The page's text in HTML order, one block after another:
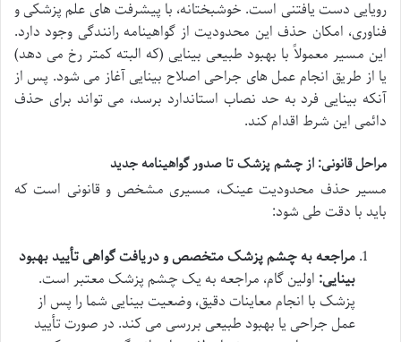
رویایی دست یافتنی است. خوشبختانه، با پیشرفت های علم پزشکی و
فناوری، امکان حذف این محدودیت از گواهینامه رانندگی وجود دارد.
این مسیر معمولاً با بهبود طبیعی بینایی (که البته کمتر رخ می دهد)
یا از طریق انجام عمل های جراحی اصلاح بینایی آغاز می شود. پس از
آنکه بینایی فرد به حد نصاب استاندارد برسد، می تواند برای حذف
دائمی این شرط اقدام کند.
مراحل قانونی: از چشم پزشک تا صدور گواهینامه جدید
مسیر حذف محدودیت عینک، مسیری مشخص و قانونی است که
باید با دقت طی شود:
مراجعه به چشم پزشک متخصص و دریافت گواهی تأیید بهبود
بینایی: اولین گام، مراجعه به یک چشم پزشک معتبر است.
پزشک با انجام معاینات دقیق، وضعیت بینایی شما را پس از
عمل جراحی یا بهبود طبیعی بررسی می کند. در صورت تأیید